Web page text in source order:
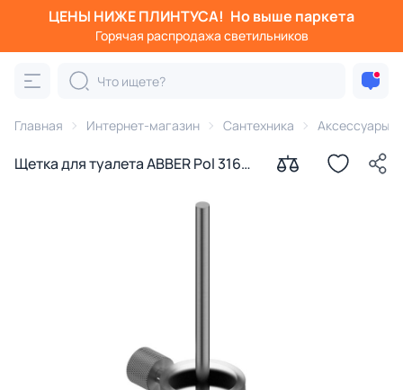
ЦЕНЫ НИЖЕ ПЛИНТУСА! Но выше паркета
Горячая распродажа светильников
Главная Интернет-магазин Сантехника Аксессуары
Щетка для туалета ABBER Pol 316